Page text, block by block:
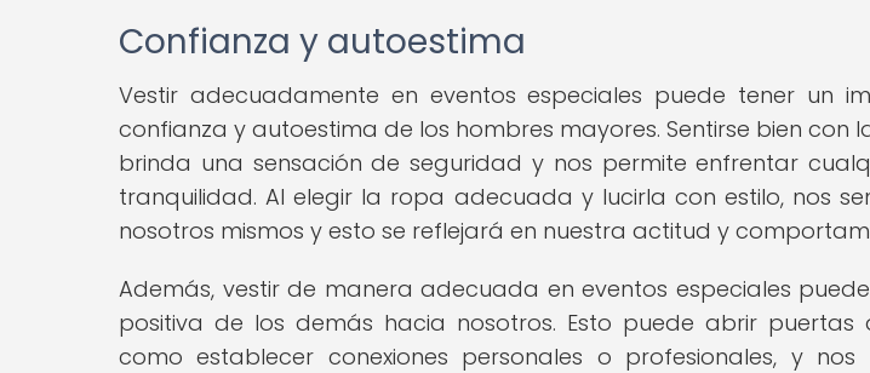
Confianza y autoestima
Vestir adecuadamente en eventos especiales puede tener un
confianza y autoestima de los hombres mayores. Sentirse bien con
brinda una sensación de seguridad y nos permite enfrentar
tranquilidad. Al elegir la ropa adecuada y lucirla con estilo, nos
nosotros mismos y esto se reflejará en nuestra actitud y
Además, vestir de manera adecuada en eventos especiales
positiva de los demás hacia nosotros. Esto puede abrir puertas
como establecer conexiones personales o profesionales, y